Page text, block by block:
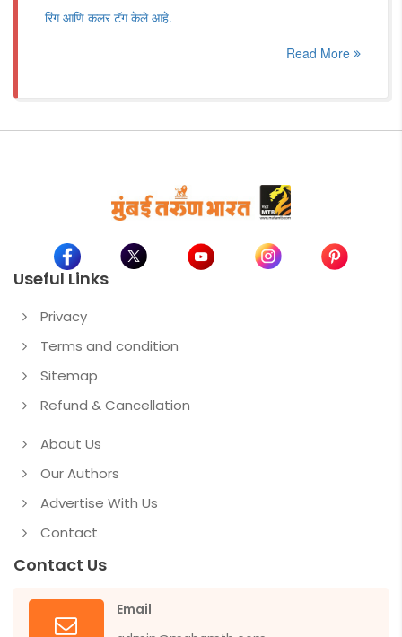
रिंग आणि कलर टॅग केले आहे.
Read More
Useful Links
Privacy
Terms and condition
Sitemap
Refund & Cancellation
About Us
Our Authors
Advertise With Us
Contact
Contact Us
Email